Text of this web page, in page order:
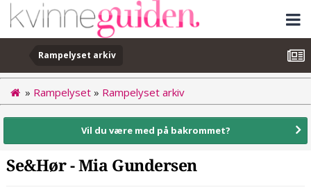
Rampelyset arkiv
» Rampelyset » Rampelyset arkiv
Vil du være med på bakrommet?
Se&Hør - Mia Gundersen